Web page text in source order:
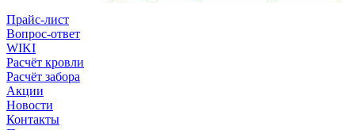
Прайс-лист
Вопрос-ответ
WIKI
Расчёт кровли
Расчёт забора
Акции
Новости
Контакты